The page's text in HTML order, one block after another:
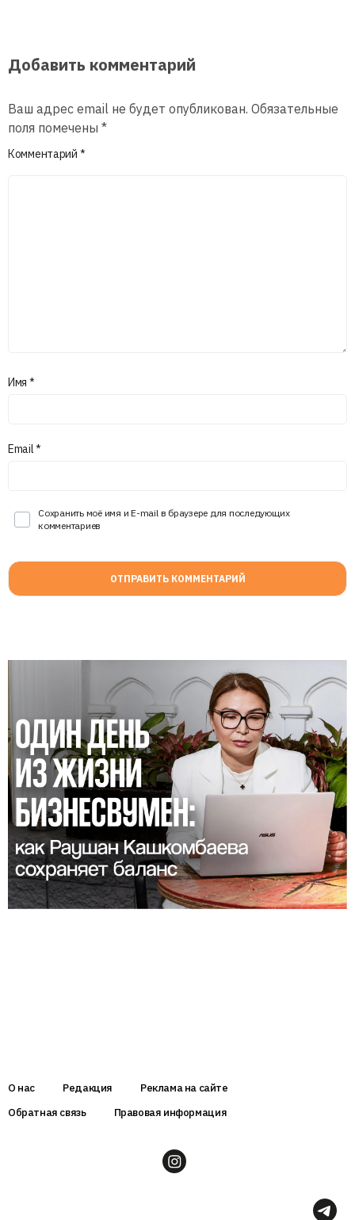
Добавить комментарий
Ваш адрес email не будет опубликован. Обязательные
поля помечены *
Комментарий *
Имя *
Email*
Сохранить моё имя и E-mail в браузере для последующих
комментариев
О нас Редакция
Реклама на сайте
Обратная связь
Правовая информация